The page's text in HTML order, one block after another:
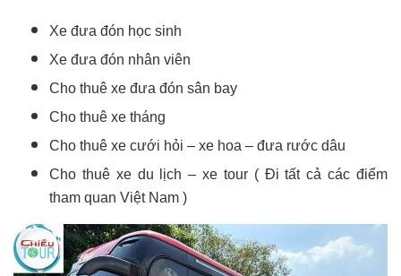
Xe đưa đón học sinh
Xe đưa đón nhân viên
Cho thuê xe đưa đón sân bay
Cho thuê xe tháng
Cho thuê xe cưới hỏi – xe hoa – đưa rước dâu
Cho thuê xe du lịch – xe tour ( Đi tất cả các điểm
tham quan Việt Nam )